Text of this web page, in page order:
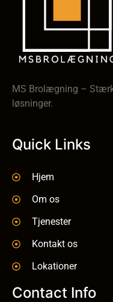
MS Brolægning –
løsninger.
Quick Links
Hjem
Om os
Tjenester
Kontakt os
Lokationer
Contact Info